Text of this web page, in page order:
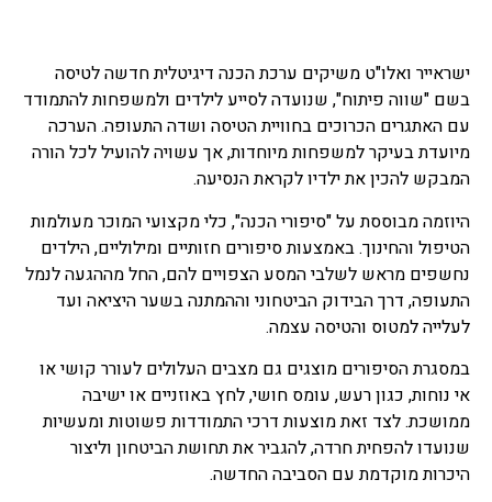
ישראייר ואלו"ט משיקים ערכת הכנה דיגיטלית חדשה לטיסה
בשם "שווה פיתוח", שנועדה לסייע לילדים ולמשפחות להתמודד
עם האתגרים הכרוכים בחוויית הטיסה ושדה התעופה. הערכה
מיועדת בעיקר למשפחות מיוחדות, אך עשויה להועיל לכל הורה
המבקש להכין את ילדיו לקראת הנסיעה.
היוזמה מבוססת על "סיפורי הכנה", כלי מקצועי המוכר מעולמות
הטיפול והחינוך. באמצעות סיפורים חזותיים ומילוליים, הילדים
נחשפים מראש לשלבי המסע הצפויים להם, החל מההגעה לנמל
התעופה, דרך הבידוק הביטחוני וההמתנה בשער היציאה ועד
לעלייה למטוס והטיסה עצמה.
במסגרת הסיפורים מוצגים גם מצבים העלולים לעורר קושי או
אי נוחות, כגון רעש, עומס חושי, לחץ באוזניים או ישיבה
ממושכת. לצד זאת מוצעות דרכי התמודדות פשוטות ומעשיות
שנועדו להפחית חרדה, להגביר את תחושת הביטחון וליצור
היכרות מוקדמת עם הסביבה החדשה.